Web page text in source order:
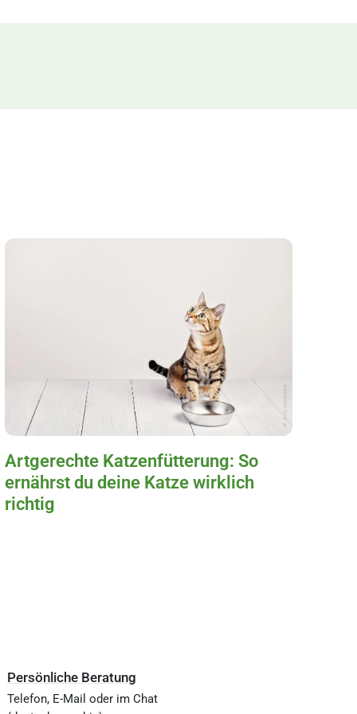
Artgerechte Katzenfütterung: So
ernährst du deine Katze wirklich
richtig
Persönliche Beratung
Telefon, E-Mail oder im Chat